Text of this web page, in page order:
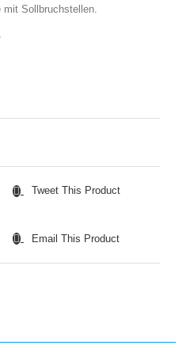
Sollbruchstellen.
Tweet This Product
Email This Product